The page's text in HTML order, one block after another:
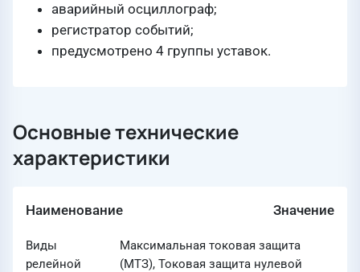
аварийный осциллограф;
регистратор событий;
предусмотрено 4 группы уставок.
Основные технические
характеристики
Наименование Значение
Виды
релейной
Максимальная токовая защита
(МТЗ), Токовая защита нулевой